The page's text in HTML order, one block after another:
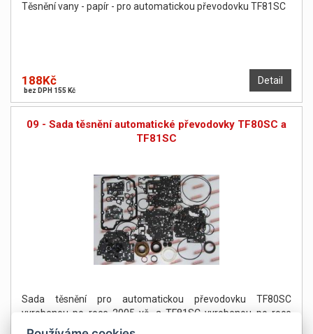
Těsnění vany - papír - pro automatickou převodovku TF81SC
Detail
188Kč
bez DPH 155 Kč
09 - Sada těsnění automatické převodovky TF80SC a
TF81SC
Sada těsnění pro automatickou převodovku TF80SC
vyrobenou po roce 2005 vč. a TF81SC vyrobenou po roce
2006 vč.